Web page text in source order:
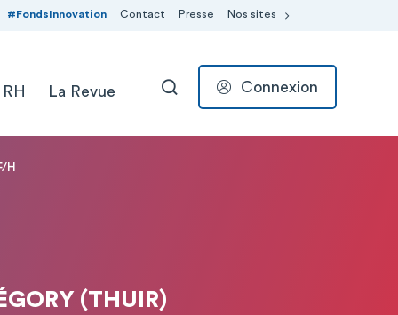
#FondsInnovation Contact Presse Nos sites
La Revue RECHERCHER
Connexion
H
(THUIR)